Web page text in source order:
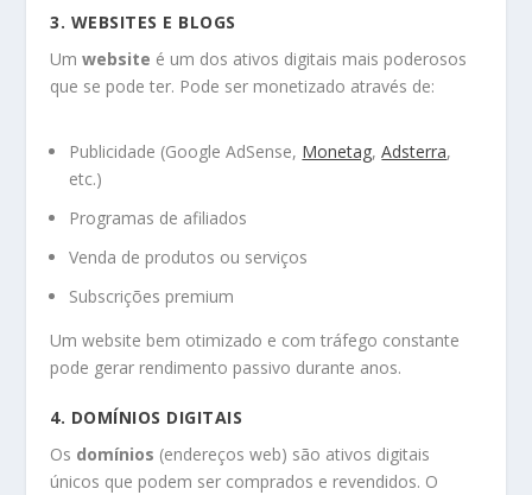
3. WEBSITES E BLOGS
Umwebsite é um dos ativos digitais mais poderosos
que se pode ter. Pode ser monetizado através de:
Publicidade (Google AdSense, Monetag,Adsterra,
etc.)
Programas de afiliados
Venda de produtos ou serviços
Subscrições premium
Um website bem otimizado e com tráfego constante
pode gerar rendimento passivo durante anos.
4. DOMÍNIOS DIGITAIS
Os domínios (endereços web) são ativos digitais
únicos que podem ser comprados e revendidos. O